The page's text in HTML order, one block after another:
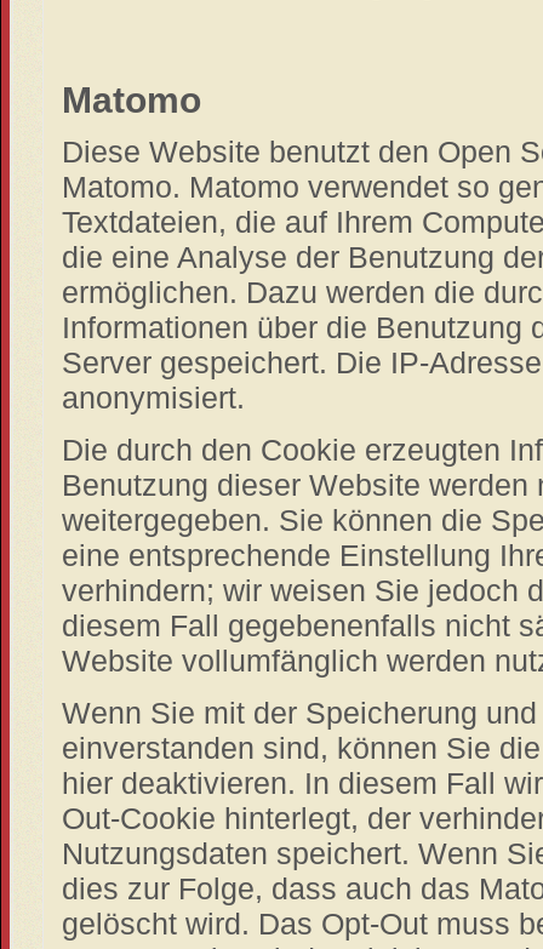
Matomo
Diese Website benutzt den Open
Matomo. Matomo verwendet so
Textdateien, die auf Ihrem
die eine Analyse der Benutzung
ermöglichen. Dazu werden die
Informationen über die Benutzung
Server gespeichert. Die IP-
anonymisiert.
Die durch den Cookie erzeugten
Benutzung dieser Website werden
weitergegeben. Sie können die
eine entsprechende Einstellung
verhindern; wir weisen Sie jedoch
diesem Fall gegebenenfalls nicht
Website vollumfänglich werden
Wenn Sie mit der Speicherung
einverstanden sind, können Sie
hier deaktivieren. In diesem Fall
Out-Cookie hinterlegt, der
Nutzungsdaten speichert. Wenn
dies zur Folge, dass auch das
gelöscht wird. Das Opt-Out muss